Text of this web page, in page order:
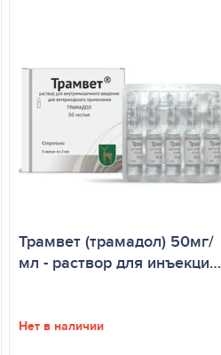
Трамвет (трамадол) 50мг/
мл - раствор для инъекци…
Нет в наличии